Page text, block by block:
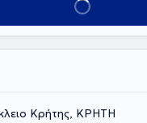
Κλείσε ραντεβού
Κρήτης, ΚΡΗΤΗ